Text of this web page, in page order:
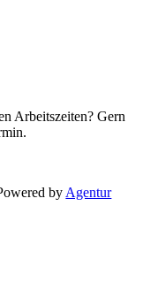
Arbeitszeiten? Gern
by Agentur